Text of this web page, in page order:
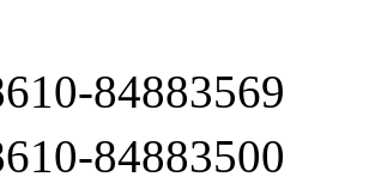
84883569
84883500